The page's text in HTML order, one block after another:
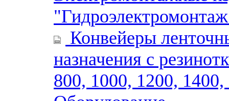
Конвейеры
назначения с
800, 1000, 1200,